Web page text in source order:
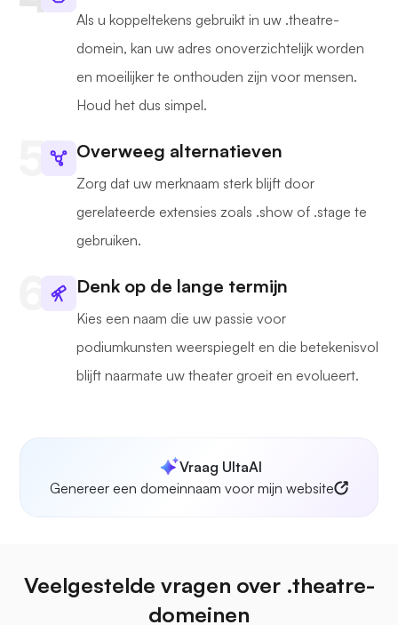
Als u koppeltekens gebruikt in uw .theatre-
domein, kan uw adres onoverzichtelijk worden
en moeilijker te onthouden zijn voor mensen.
Houd het dus simpel.
Overweeg alternatieven
Zorg dat uw merknaam sterk blijft door
gerelateerde extensies zoals .show of .stage te
gebruiken.
Denk op de lange termijn
Kies een naam die uw passie voor
podiumkunsten weerspiegelt en die betekenisvol
blijft naarmate uw theater groeit en evolueert.
Vraag UltaAI
Genereer een domeinnaam voor mijn website
Veelgestelde vragen over .theatre-
domeinen